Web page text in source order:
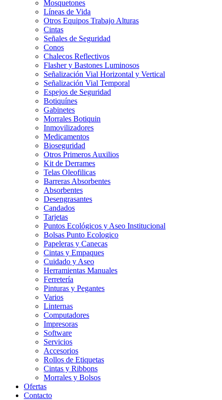
Mosquetones
Líneas de Vida
Otros Equipos Trabajo Alturas
Cintas
Señales de Seguridad
Conos
Chalecos Reflectivos
Flasher y Bastones Luminosos
Señalización Vial Horizontal y Vertical
Señalización Vial Temporal
Espejos de Seguridad
Botiquínes
Gabinetes
Morrales Botiquin
Inmovilizadores
Medicamentos
Bioseguridad
Otros Primeros Auxilios
Kit de Derrames
Telas Oleofilicas
Barreras Absorbentes
Absorbentes
Desengrasantes
Candados
Tarjetas
Puntos Ecológicos y Aseo Institucional
Bolsas Punto Ecologico
Papeleras y Canecas
Cintas y Empaques
Cuidado y Aseo
Herramientas Manuales
Ferretería
Pinturas y Pegantes
Varios
Linternas
Computadores
Impresoras
Software
Servicios
Accesorios
Rollos de Etiquetas
Cintas y Ribbons
Morrales y Bolsos
Ofertas
Contacto